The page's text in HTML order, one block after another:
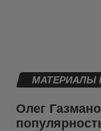
МАТЕРИАЛЫ
Олег